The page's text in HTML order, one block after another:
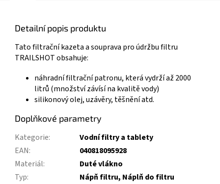
Detailní popis produktu
Tato filtrační kazeta a souprava pro údržbu filtru
TRAILSHOT obsahuje:
náhradní filtrační patronu, která vydrží až 2000
litrů (množství závísí na kvalitě vody)
silikonový olej, uzávěry, těšnění atd.
Doplňkové parametry
Kategorie:
Vodní filtry a tablety
EAN:
040818095928
Materiál:
Duté vlákno
Typ:
Nápň filtru, Náplň do filtru